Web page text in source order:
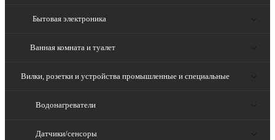
Бытовая электроника
Ванная комната и туалет
Вилки, розетки и устройства промышленные и специальные
Водонагреватели
Датчики/сенсоры